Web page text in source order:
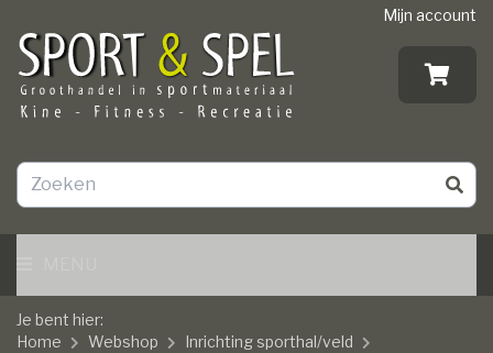
Mijn account
Je bent hier:
Home
Webshop
Inrichting sporthal/veld